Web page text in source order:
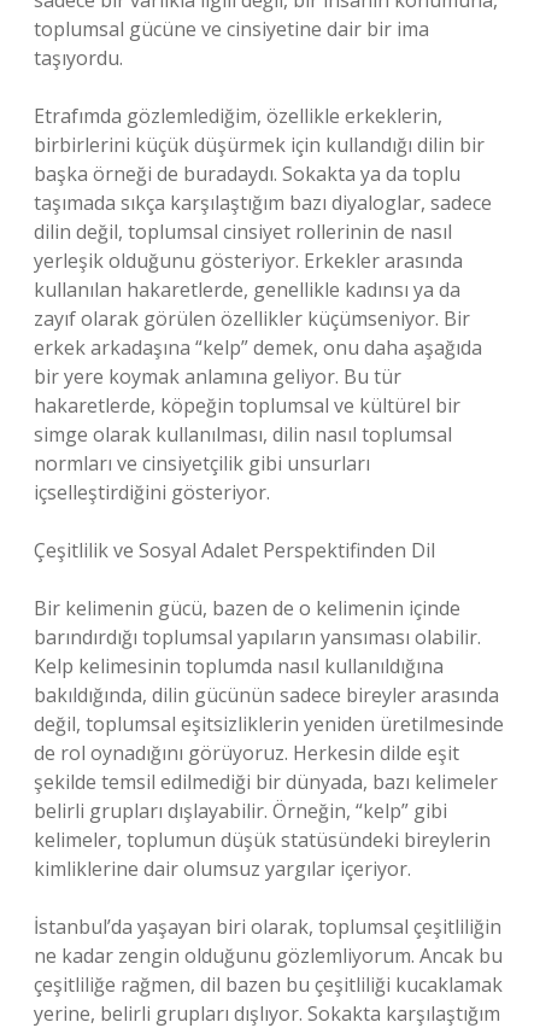
toplumsal gücüne ve cinsiyetine dair bir ima
taşıyordu.
Etrafımda gözlemlediğim, özellikle erkeklerin,
birbirlerini küçük düşürmek için kullandığı dilin bir
başka örneği de buradaydı. Sokakta ya da toplu
taşımada sıkça karşılaştığım bazı diyaloglar, sadece
dilin değil, toplumsal cinsiyet rollerinin de nasıl
yerleşik olduğunu gösteriyor. Erkekler arasında
kullanılan hakaretlerde, genellikle kadınsı ya da
zayıf olarak görülen özellikler küçümseniyor. Bir
erkek arkadaşına “kelp” demek, onu daha aşağıda
bir yere koymak anlamına geliyor. Bu tür
hakaretlerde, köpeğin toplumsal ve kültürel bir
simge olarak kullanılması, dilin nasıl toplumsal
normları ve cinsiyetçilik gibi unsurları
içselleştirdiğini gösteriyor.
Çeşitlilik ve Sosyal Adalet Perspektifinden Dil
Bir kelimenin gücü, bazen de o kelimenin içinde
barındırdığı toplumsal yapıların yansıması olabilir.
Kelp kelimesinin toplumda nasıl kullanıldığına
bakıldığında, dilin gücünün sadece bireyler arasında
değil, toplumsal eşitsizliklerin yeniden üretilmesinde
de rol oynadığını görüyoruz. Herkesin dilde eşit
şekilde temsil edilmediği bir dünyada, bazı kelimeler
belirli grupları dışlayabilir. Örneğin, “kelp” gibi
kelimeler, toplumun düşük statüsündeki bireylerin
kimliklerine dair olumsuz yargılar içeriyor.
İstanbul’da yaşayan biri olarak, toplumsal çeşitliliğin
ne kadar zengin olduğunu gözlemliyorum. Ancak bu
çeşitliliğe rağmen, dil bazen bu çeşitliliği kucaklamak
yerine, belirli grupları dışlıyor. Sokakta karşılaştığım